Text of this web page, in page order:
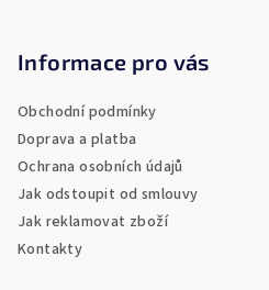
Informace pro vás
Obchodní podmínky
Doprava a platba
Ochrana osobních údajů
Jak odstoupit od smlouvy
Jak reklamovat zboží
Kontakty